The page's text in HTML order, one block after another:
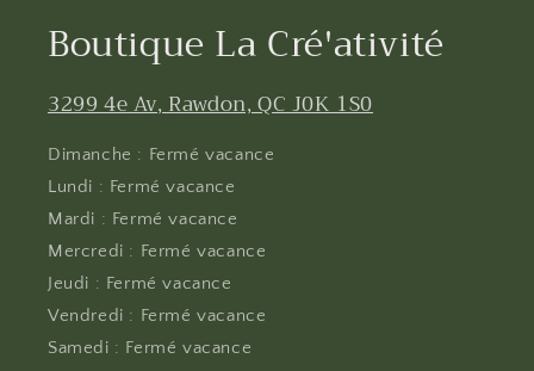
Boutique La Cré'ativité
3299 4e Av, Rawdon, QC J0K 1S0
Dimanche : Fermé vacance
Lundi : Fermé vacance
Mardi : Fermé vacance
Mercredi : Fermé vacance
Jeudi : Fermé vacance
Vendredi : Fermé vacance
Samedi : Fermé vacance